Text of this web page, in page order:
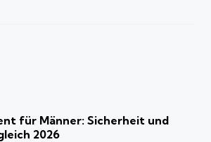
für Männer: Sicherheit und
2026